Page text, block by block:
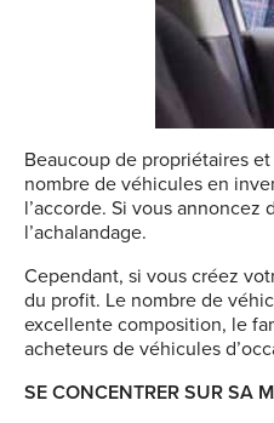
Beaucoup de propriétaires
nombre de véhicules en
l’accorde. Si vous
l’achalandage.
Cependant, si vous créez
du profit. Le nombre de
excellente composition, le
acheteurs de véhicules
SE CONCENTRER SUR SA